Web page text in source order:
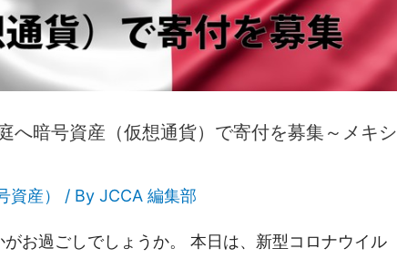
へ暗号資産（仮想通貨）で寄付を募集～メキシ
資産） / By JCCA 編集部
お過ごしでしょうか。 本日は、新型コロナウイル